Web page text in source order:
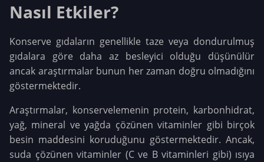
Nasıl Etkiler?
Konserve gıdaların genellikle taze veya dondurulmuş
gıdalara göre daha az besleyici olduğu düşünülür
ancak araştırmalar bunun her zaman doğru olmadığını
göstermektedir.
Araştırmalar, konservelemenin protein, karbonhidrat,
yağ, mineral ve yağda çözünen vitaminler gibi birçok
besin maddesini koruduğunu göstermektedir. Ancak,
suda çözünen vitaminler (C ve B vitaminleri gibi) ısıya